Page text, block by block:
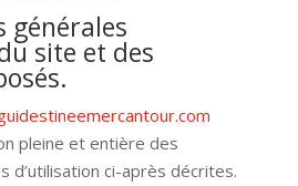
générales
site et des
pleine et entière des
d’utilisation ci-après décrites.